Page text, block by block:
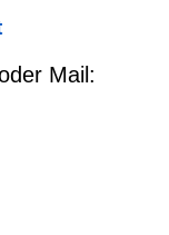
Mail: